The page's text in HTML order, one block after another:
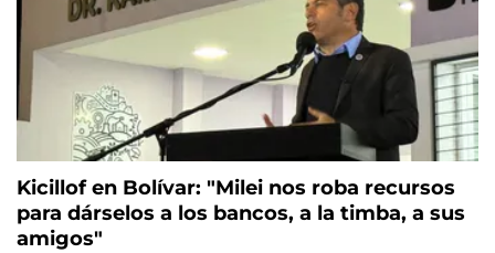
Kicillof en Bolívar: "Milei nos roba recursos
para dárselos a los bancos, a la timba, a sus
amigos"